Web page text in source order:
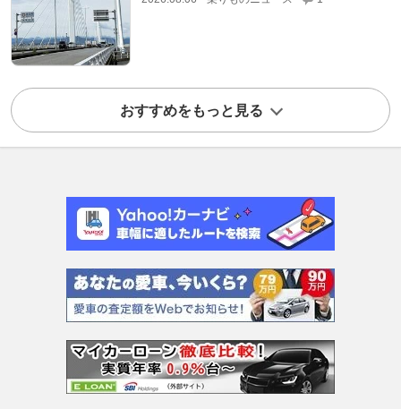
おすすめをもっと見る